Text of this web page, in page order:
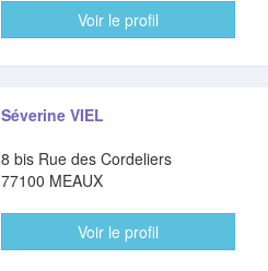
Voir le profil
Séverine VIEL
8 bis Rue des Cordeliers
77100 MEAUX
Voir le profil